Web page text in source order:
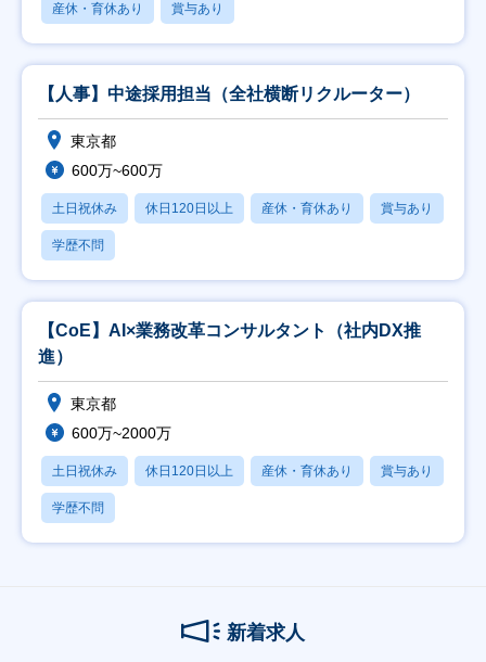
産休・育休あり 賞与あり
【人事】中途採用担当（全社横断リクルーター）
東京都
600万~600万
土日祝休み 休日120日以上 産休・育休あり 賞与あり
学歴不問
【CoE】AI×業務改革コンサルタント（社内DX推
進）
東京都
600万~2000万
土日祝休み 休日120日以上 産休・育休あり 賞与あり
学歴不問
新着求人